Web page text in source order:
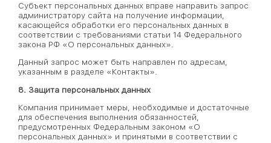
Субъект персональных данных вправе направить запрос
администратору сайта на получение информации,
касающейся обработки его персональных данных в
соответствии с требованиями статьи 14 Федерального
закона РФ «О персональных данных».
Данный запрос может быть направлен по адресам,
указанным в разделе «Контакты».
8. Защита персональных данных
Компания принимает меры, необходимые и достаточные
для обеспечения выполнения обязанностей,
предусмотренных Федеральным законом «О
персональных данных» и принятыми в соответствии с